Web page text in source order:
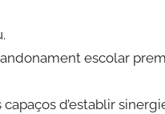
escolar
d’establir